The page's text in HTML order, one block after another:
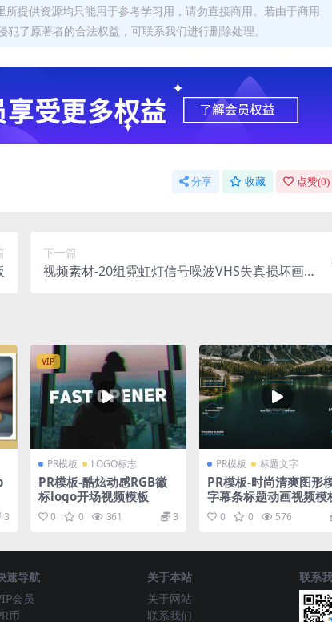
提供资源均只能用于参考学习用，请勿直接商用。若由于商用
了原著者的合法权益，可联系我们进行删除处理。
分享 收藏 点赞(0)
下一篇
视频素材-20组霓虹灯信号噪波VHS失真损坏画面
3
VIP
PR模板 LOGO标志
PR模板-酷炫动感RGB徽
标logo开场视频模板
0 0 361 3
PR模板 标题文字
PR模板-时尚清爽图形
字幕条标题动画视频模
0 0 576
速导航
会员
币
关于本站
关于网站
联系我们
联系